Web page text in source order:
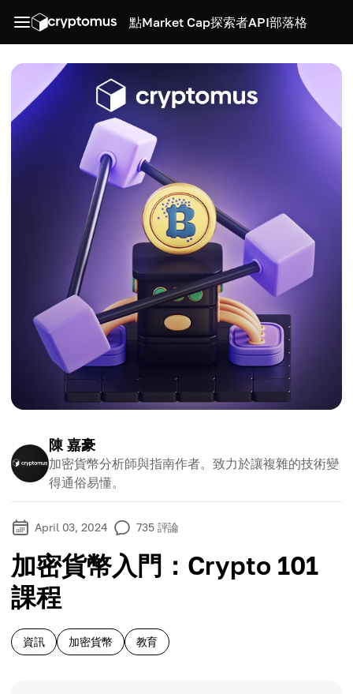
點Market Cap探索者API部落格
陳 嘉豪
加密貨幣分析師與指南作者。致力於讓複雜的技術變
得通俗易懂。
April 03, 2024 735 評論
加密貨幣入門：Crypto 101
課程
資訊 加密貨幣 教育